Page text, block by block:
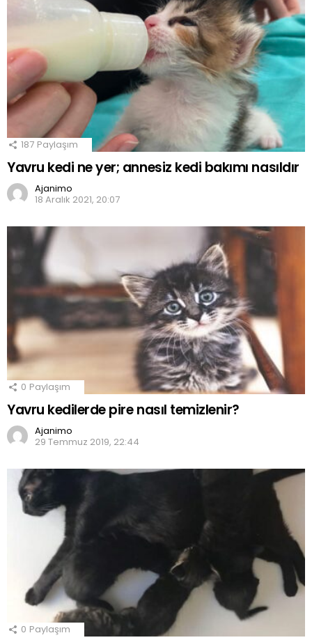
187 Paylaşım
Yavru kedi ne yer; annesiz kedi bakımı nasıldır
Ajanimo
18 Aralık 2021, 20:07
0 Paylaşım
Yavru kedilerde pire nasıl temizlenir?
Ajanimo
29 Temmuz 2019, 22:44
0 Paylaşım